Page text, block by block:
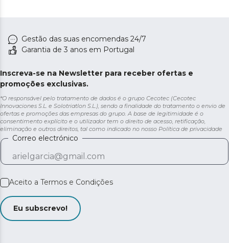
Gestão das suas encomendas 24/7
Garantia de 3 anos em Portugal
Inscreva-se na Newsletter para receber ofertas e
promoções exclusivas.
*O responsável pelo tratamento de dados é o grupo Cecotec (Cecotec
Innovaciones S.L. e Solotriatlon S.L.), sendo a finalidade do tratamento o envio de
ofertas e promoções das empresas do grupo. A base de legitimidade é o
consentimento explícito e o utilizador tem o direito de acesso, retificação,
eliminação e outros direitos, tal como indicado no nosso Política de privacidade
Correo electrónico
Aceito a Termos e Condições
Eu subscrevo!